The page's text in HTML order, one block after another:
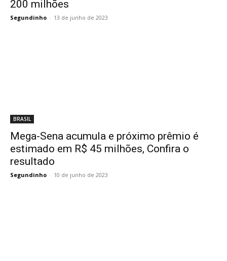
200 milhões
Segundinho - 13 de junho de 2023
BRASIL
Mega-Sena acumula e próximo prêmio é
estimado em R$ 45 milhões, Confira o
resultado
Segundinho - 10 de junho de 2023